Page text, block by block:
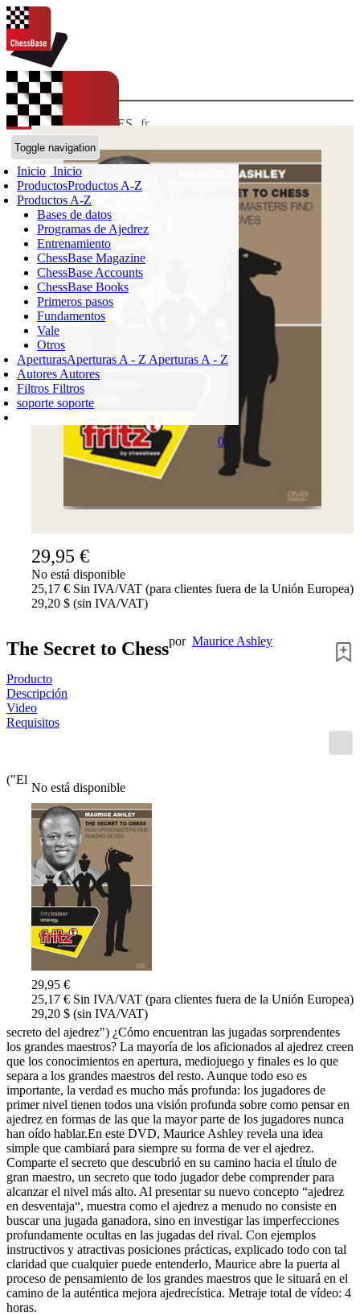
IDIOMAS: de en ES fr
ChessBase Shop
Toggle navigation
Inicio Inicio
ProductosProductos A-Z
Productos A-Z
Bases de datos
Programas de Ajedrez
Entrenamiento
ChessBase Magazine
ChessBase Accounts
ChessBase Books
Primeros pasos
Fundamentos
Vale
Otros
AperturasAperturas A - Z Aperturas A - Z
Autores Autores
Filtros Filtros
soporte soporte
0
CARRO DE LA COMPRA
PRODUCTO
0,00 €
29,95 €
No está disponible
25,17 € Sin IVA/VAT (para clientes fuera de la Unión Europea)
29,20 $ (sin IVA/VAT)
The Secret to Chesspor Maurice Ashley
Producto
Descripción
Video
Requisitos
No está disponible
29,95 €
25,17 € Sin IVA/VAT (para clientes fuera de la Unión Europea)
29,20 $ (sin IVA/VAT)
("El
secreto del ajedrez") ¿Cómo encuentran las jugadas sorprendentes
los grandes maestros? La mayoría de los aficionados al ajedrez creen
que los conocimientos en apertura, mediojuego y finales es lo que
separa a los grandes maestros del resto. Aunque todo eso es
importante, la verdad es mucho más profunda: los jugadores de
primer nivel tienen todos una visión profunda sobre como pensar en
ajedrez en formas de las que la mayor parte de los jugadores nunca
han oído hablar.En este DVD, Maurice Ashley revela una idea
simple que cambiará para siempre su forma de ver el ajedrez.
Comparte el secreto que descubrió en su camino hacia el título de
gran maestro, un secreto que todo jugador debe comprender para
alcanzar el nivel más alto. Al presentar su nuevo concepto “ajedrez
en desventaja“, muestra como el ajedrez a menudo no consiste en
buscar una jugada ganadora, sino en investigar las imperfecciones
profundamente ocultas en las jugadas del rival. Con ejemplos
instructivos y atractivas posiciones prácticas, explicado todo con tal
claridad que cualquier puede entenderlo, Maurice abre la puerta al
proceso de pensamiento de los grandes maestros que le situará en el
camino de la auténtica mejora ajedrecística. Metraje total de vídeo: 4
horas.